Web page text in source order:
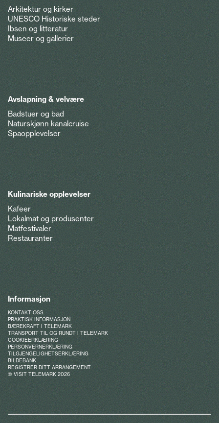
Arkitektur og kirker
UNESCO Historiske steder
Ibsen og litteratur
Museer og gallerier
Avslapning & velvære
Badstuer og bad
Naturskjønn kanalcruise
Spaopplevelser
Kulinariske opplevelser
Kafeer
Lokalmat og produsenter
Matfestivaler
Restauranter
Informasjon
KONTAKT OSS
PRAKTISK INFORMASJON
BÆREKRAFT I TELEMARK
TRANSPORT TIL OG RUNDT I TELEMARK
COOKIEERKLÆRING
PERSONVERNERKLÆRING
TILGJENGELIGHETSERKLÆRING
BILDEBANK
REGISTRER DITT ARRANGEMENT
© VISIT TELEMARK 2026